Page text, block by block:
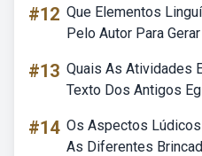
#12 Que Elementos
Pelo Autor Para
#13 Quais As Atividades
Texto Dos Antigos
#14 Os Aspectos
As Diferentes